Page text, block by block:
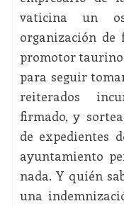
vaticina un
organización de
promotor
para seguir
reiterados
firmado, y
de expedientes
ayuntamiento
nada. Y quién
una